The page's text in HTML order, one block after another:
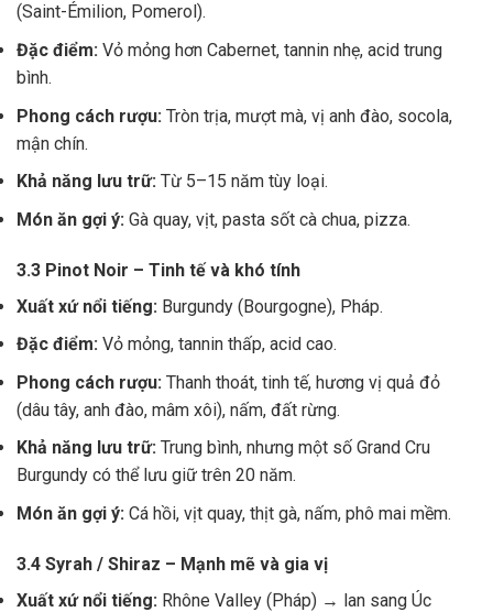
(Saint-Émilion, Pomerol).
Đặc điểm: Vỏ mỏng hơn Cabernet, tannin nhẹ, acid trung
bình.
Phong cách rượu: Tròn trịa, mượt mà, vị anh đào, socola,
mận chín.
Khả năng lưu trữ: Từ 5–15 năm tùy loại.
Món ăn gợi ý: Gà quay, vịt, pasta sốt cà chua, pizza.
3.3 Pinot Noir – Tinh tế và khó tính
Xuất xứ nổi tiếng: Burgundy (Bourgogne), Pháp.
Đặc điểm: Vỏ mỏng, tannin thấp, acid cao.
Phong cách rượu: Thanh thoát, tinh tế, hương vị quả đỏ
(dâu tây, anh đào, mâm xôi), nấm, đất rừng.
Khả năng lưu trữ: Trung bình, nhưng một số Grand Cru
Burgundy có thể lưu giữ trên 20 năm.
Món ăn gợi ý: Cá hồi, vịt quay, thịt gà, nấm, phô mai mềm.
3.4 Syrah / Shiraz – Mạnh mẽ và gia vị
Xuất xứ nổi tiếng: Rhône Valley (Pháp) → lan sang Úc